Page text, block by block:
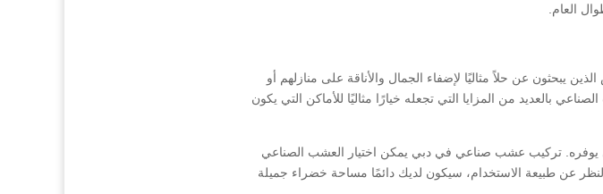
العام.
يبحثون عن حلاً مثاليًا لإضفاء الجمال والأناقة على منازلهم أو
بالعديد من المزايا التي تجعله خيارًا مثاليًا للأماكن التي يكون
يوفره. تركيب عشب صناعي في دبي يمكن اختيار العشب الصناعي
عن طبيعة الاستخدام، سيكون لديك دائمًا مساحة خضراء جميلة